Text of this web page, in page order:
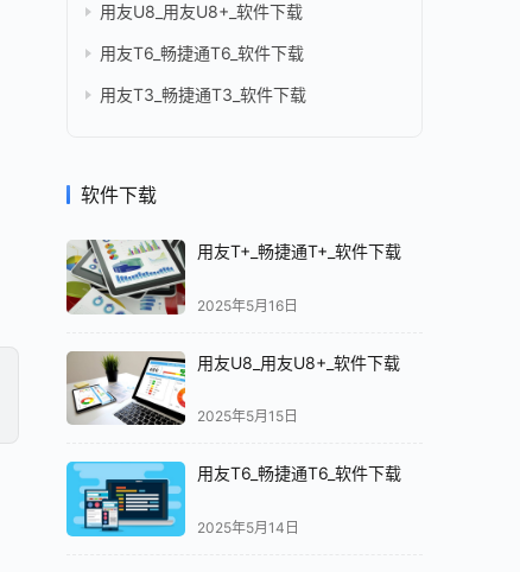
用友U8_用友U8+_软件下载
用友T6_畅捷通T6_软件下载
用友T3_畅捷通T3_软件下载
软件下载
用友T+_畅捷通T+_软件下载
2025年5月16日
用友U8_用友U8+_软件下载
2025年5月15日
用友T6_畅捷通T6_软件下载
2025年5月14日